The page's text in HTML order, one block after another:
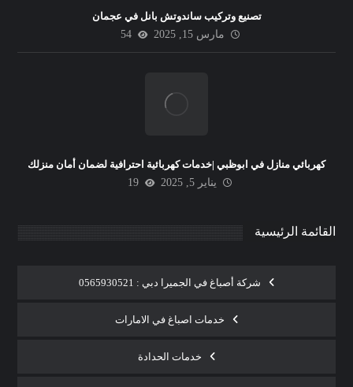
تصنيع وتركيب ساندوتش بانل في عجمان
مارس 15, 2025
54
كهربائي منازل في ابوظبي |خدمات كهربائية احترافية لضمان أمان منزلك
يناير 5, 2025
19
القائمة الرئيسية
شركة أصباغ في الجميرا دبي : 0565930521
خدمات اصباغ في الامارات
خدمات الحدادة